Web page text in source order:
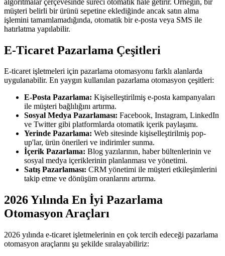
müşteri belirli bir ürünü sepetine eklediğinde ancak satın alma
işlemini tamamlamadığında, otomatik bir e-posta veya SMS ile
hatırlatma yapılabilir.
E-Ticaret Pazarlama Çeşitleri
E-ticaret işletmeleri için pazarlama otomasyonu farklı alanlarda
uygulanabilir. En yaygın kullanılan pazarlama otomasyon çeşitleri:
E-Posta Pazarlama: Kişiselleştirilmiş e-posta kampanyaları
ile müşteri bağlılığını artırma.
Sosyal Medya Pazarlaması: Facebook, Instagram, LinkedIn
ve Twitter gibi platformlarda otomatik içerik paylaşımı.
Yerinde Pazarlama: Web sitesinde kişiselleştirilmiş pop-
up'lar, ürün önerileri ve indirimler sunma.
İçerik Pazarlama: Blog yazılarının, haber bültenlerinin ve
sosyal medya içeriklerinin planlanması ve yönetimi.
Satış Pazarlaması: CRM yönetimi ile müşteri etkileşimlerini
takip etme ve dönüşüm oranlarını artırma.
2026 Yılında En İyi Pazarlama
Otomasyon Araçları
2026 yılında e-ticaret işletmelerinin en çok tercih edeceği pazarlama
otomasyon araçlarını şu şekilde sıralayabiliriz: